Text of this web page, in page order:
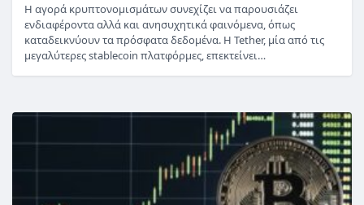
Η αγορά κρυπτονομισμάτων συνεχίζει να παρουσιάζει
ενδιαφέροντα αλλά και ανησυχητικά φαινόμενα, όπως
καταδεικνύουν τα πρόσφατα δεδομένα. Η Tether, μία από τις
μεγαλύτερες stablecoin πλατφόρμες, επεκτείνει…